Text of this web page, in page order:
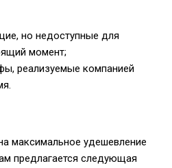
но недоступные для
момент;
реализуемые компанией
максимальное удешевление
предлагается следующая